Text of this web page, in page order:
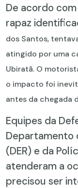
De acordo
rapaz
dos Santos,
atingido por uma
Ubiratã. O
o impacto foi
antes da chegada
Equipes da
Departamento
(DER) e da
atenderam a
precisou ser